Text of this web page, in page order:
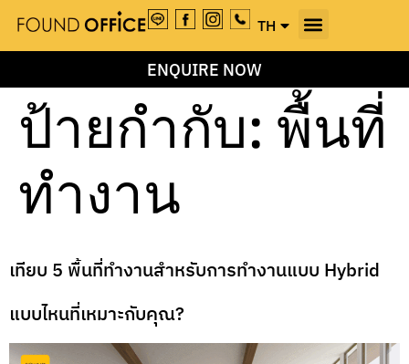
TH
EN
ENQUIRE NOW
ป้ายกำกับ: พื้นที่
ทำงาน
เทียบ 5 พื้นที่ทำงานสำหรับการทำงานแบบ Hybrid
แบบไหนที่เหมาะกับคุณ?